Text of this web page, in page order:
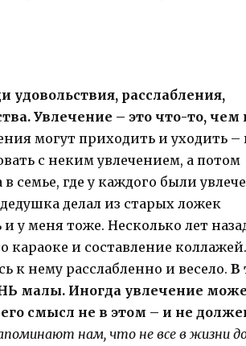
удовольствия, расслабления,
Увлечение – это что-то, чем
могут приходить и уходить –
с неким увлечением, а потом
семье, где у каждого были
делал из старых ложек
у меня тоже. Несколько лет
караоке и составление
к нему расслабленно и весело. В
малы. Иногда увлечение
смысл не в этом – и не
нам, что не все в жизни